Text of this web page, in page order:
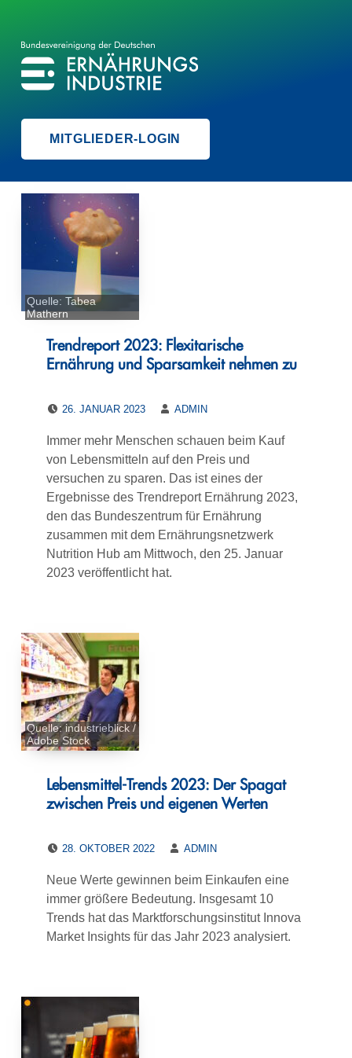
BVE
BUNDESVEREINIGUNG DER ERNÄHRUNGSINDUSTRIE
MITGLIEDER-LOGIN
Quelle: Tabea
Mathern
Trendreport 2023: Flexitarische
Ernährung und Sparsamkeit nehmen zu
26. JANUAR 2023
ADMIN
Immer mehr Menschen schauen beim Kauf
von Lebensmitteln auf den Preis und
versuchen zu sparen. Das ist eines der
Ergebnisse des Trendreport Ernährung 2023,
den das Bundeszentrum für Ernährung
zusammen mit dem Ernährungsnetzwerk
Nutrition Hub am Mittwoch, den 25. Januar
2023 veröffentlicht hat.
Quelle: industrieblick /
Adobe Stock
Lebensmittel-Trends 2023: Der Spagat
zwischen Preis und eigenen Werten
28. OKTOBER 2022
ADMIN
Neue Werte gewinnen beim Einkaufen eine
immer größere Bedeutung. Insgesamt 10
Trends hat das Marktforschungsinstitut Innova
Market Insights für das Jahr 2023 analysiert.